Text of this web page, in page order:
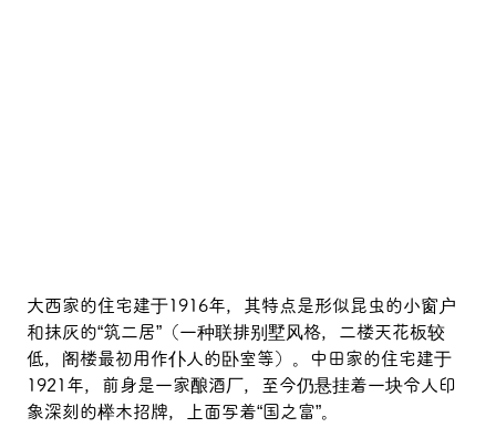
大西家的住宅建于1916年，其特点是形似昆虫的小窗户
和抹灰的“筑二居”（一种联排别墅风格，二楼天花板较
低，阁楼最初用作仆人的卧室等）。中田家的住宅建于
1921年，前身是一家酿酒厂，至今仍悬挂着一块令人印
象深刻的榉木招牌，上面写着“国之富”。